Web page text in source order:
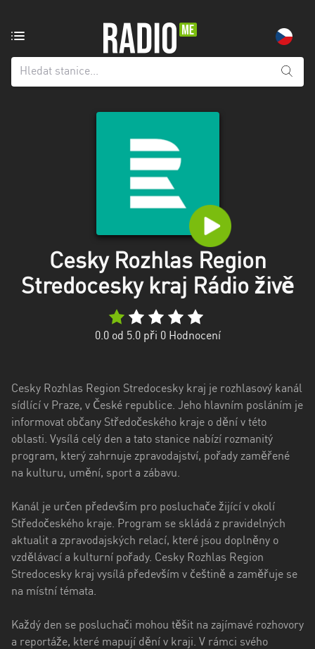
stanice
Jihomoravský
Královéhradecký
kraj
Liberecký
kraj
kraj
Pardubický
kraj
Plzeňský
kraj
Středočeský
kraj
Cesky Rozhlas Region
Stredocesky kraj Rádio živě
0.0od 5.0 při 0Hodnocení
Cesky Rozhlas Region Stredocesky kraj je rozhlasový kanál
sídlící v Praze, v České republice. Jeho hlavním posláním je
informovat občany Středočeského kraje o dění v této
oblasti. Vysílá celý den a tato stanice nabízí rozmanitý
program, který zahrnuje zpravodajství, pořady zaměřené
na kulturu, umění, sport a zábavu.
Kanál je určen především pro posluchače žijící v okolí
Středočeského kraje. Program se skládá z pravidelných
aktualit a zpravodajských relací, které jsou doplněny o
vzdělávací a kulturní pořady. Cesky Rozhlas Region
Stredocesky kraj vysílá především v češtině a zaměřuje se
na místní témata.
Každý den se posluchači mohou těšit na zajímavé rozhovory
a reportáže, které mapují dění v kraji. V rámci svého